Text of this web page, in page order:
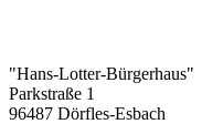
"Hans-Lotter-Bürgerhaus"
Parkstraße 1
96487 Dörfles-Esbach